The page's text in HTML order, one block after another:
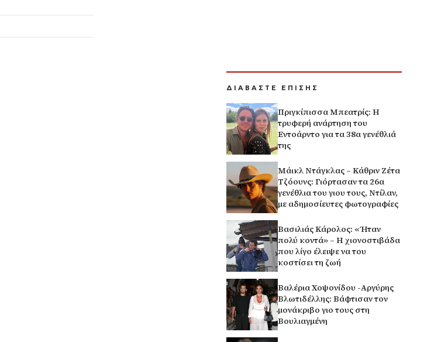
ΔΙΑΒΑΣΤΕ ΕΠΙΣΗΣ
Πριγκίπισσα Μπεατρίς: Η
τρυφερή ανάρτηση του
Εντοάρντο για τα 38α γενέθλιά
της
Μάικλ Ντάγκλας – Κάθριν Ζέτα
Τζόουνς: Γιόρτασαν τα 26α
γενέθλια του γιου τους, Ντίλαν,
με αδημοσίευτες φωτογραφίες
Βασιλιάς Κάρολος: «Ήταν
πολύ κοντά» – Η χιονοστιβάδα
που λίγο έλειψε να του
κοστίσει τη ζωή
Βαλέρια Χοψονίδου -Αργύρης
Βλωτιδέλλης: Βάφτισαν τον
μονάκριβο γιο τους στη
Βουλιαγμένη